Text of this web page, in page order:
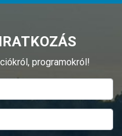
programokról!